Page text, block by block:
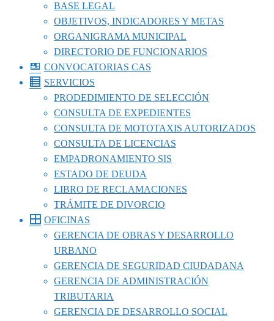
BASE LEGAL
OBJETIVOS, INDICADORES Y METAS
ORGANIGRAMA MUNICIPAL
DIRECTORIO DE FUNCIONARIOS
CONVOCATORIAS CAS
SERVICIOS
PRODEDIMIENTO DE SELECCIÓN
CONSULTA DE EXPEDIENTES
CONSULTA DE MOTOTAXIS AUTORIZADOS
CONSULTA DE LICENCIAS
EMPADRONAMIENTO SIS
ESTADO DE DEUDA
LIBRO DE RECLAMACIONES
TRÁMITE DE DIVORCIO
OFICINAS
GERENCIA DE OBRAS Y DESARROLLO
URBANO
GERENCIA DE SEGURIDAD CIUDADANA
GERENCIA DE ADMINISTRACIÓN
TRIBUTARIA
GERENCIA DE DESARROLLO SOCIAL